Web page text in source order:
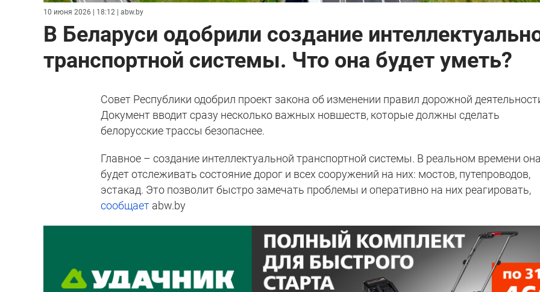
10 июня 2026 | 18:12 | abw.by
В Беларуси одобрили создание
транспортной системы. Что она будет уметь?
Совет Республики одобрил проект закона об изменении правил дорожной
Документ вводит сразу несколько важных новшеств, которые должны сделать
белорусские трассы безопаснее.
Главное – создание интеллектуальной транспортной системы. В реальном времени
будет отслеживать состояние дорог и всех сооружений на них: мостов, путепроводов,
эстакад. Это позволит быстро замечать проблемы и оперативно на них реагировать,
сообщает abw.by